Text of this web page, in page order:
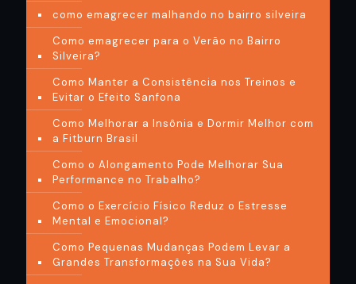
como emagrecer malhando no bairro silveira
Como emagrecer para o Verão no Bairro
Silveira?
Como Manter a Consistência nos Treinos e
Evitar o Efeito Sanfona
Como Melhorar a Insônia e Dormir Melhor com
a Fitburn Brasil
Como o Alongamento Pode Melhorar Sua
Performance no Trabalho?
Como o Exercício Físico Reduz o Estresse
Mental e Emocional?
Como Pequenas Mudanças Podem Levar a
Grandes Transformações na Sua Vida?